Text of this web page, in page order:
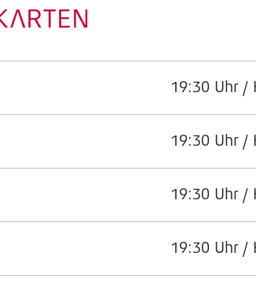
19:30 Uhr /
19:30 Uhr /
19:30 Uhr /
19:30 Uhr /